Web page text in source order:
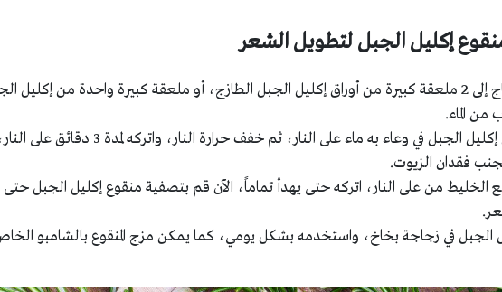
إكليل الجبل لتطويل الشعر
في البداية سنحتاج إلى 2 ملعقة كبيرة من أوراق إكليل الجبل الطازج، أو ملعقة كبيرة واحدة من إكليل
نقوم بغلي أوراق إكليل الجبل في وعاء به ماء على النار، ثم خفف حرارة النار، واتركه
فقدان الزيوت.
الخليط من على النار، اتركه حتى يهدأ تماماً، الآن قم بتصفية منقوع إكليل الجبل
الجبل في زجاجة بخاخ، واستخدمه بشكل يومي، كما يمكن مزج المنقوع بالشامبو